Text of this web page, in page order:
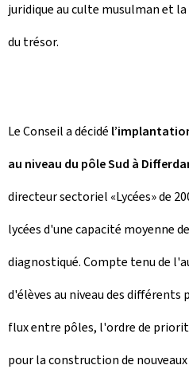
juridique au culte musulman et
du trésor.
Le Conseil a décidé
au niveau du pôle Sud à
directeur sectoriel «Lycées» de
lycées d'une capacité moyenne
diagnostiqué. Compte tenu de
d'élèves au niveau des
flux entre pôles, l'ordre de
pour la construction de nouveaux